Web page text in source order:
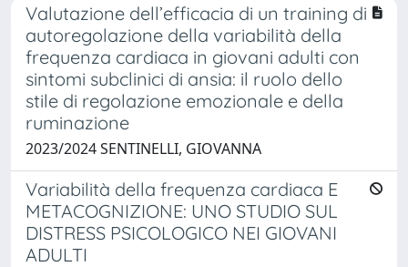
Valutazione dell’efficacia di un training di
autoregolazione della variabilità della
frequenza cardiaca in giovani adulti con
sintomi subclinici di ansia: il ruolo dello
stile di regolazione emozionale e della
ruminazione
2023/2024 SENTINELLI, GIOVANNA
Variabilità della frequenza cardiaca E
METACOGNIZIONE: UNO STUDIO SUL
DISTRESS PSICOLOGICO NEI GIOVANI
ADULTI